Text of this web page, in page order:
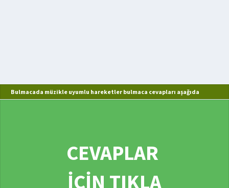
Bulmacada müzikle uyumlu hareketler bulmaca cevapları aşağıda
CEVAPLAR
İÇİN TIKLA